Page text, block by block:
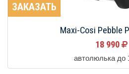
ЗАКАЗАТЬ
Maxi-Cosi Pebble
18 990
автолюлька до